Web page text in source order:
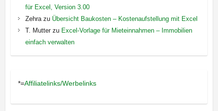
für Excel, Version 3.00
Zehrazu Übersicht Baukosten – Kostenaufstellung mit Excel
T. Mutterzu Excel-Vorlage für Mieteinnahmen – Immobilien
einfach verwalten
*=Affiliatelinks/Werbelinks